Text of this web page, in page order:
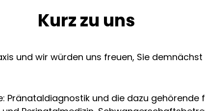
Kurz zu uns
und wir würden uns freuen, Sie demnächst
Pränataldiagnostik und die dazu gehörende